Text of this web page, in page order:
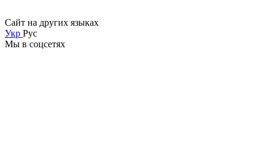
Сайт на других языках
Укр Рус
Мы в соцсетях